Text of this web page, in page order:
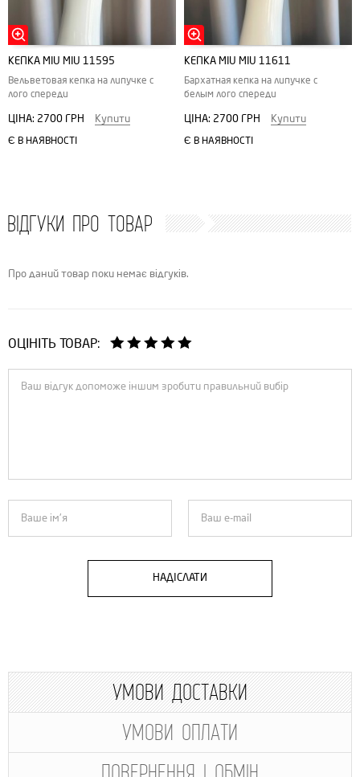
КЕПКА MIU MIU 11595
Вельветовая кепка на липучке с
лого спереди
ЦІНА: 2700 ГРН Купити
Є В НАЯВНОСТІ
КЕПКА MIU MIU 11611
Бархатная кепка на липучке с
белым лого спереди
ЦІНА: 2700 ГРН Купити
Є В НАЯВНОСТІ
ВІДГУКИ ПРО ТОВАР
Про даний товар поки немає відгуків.
ОЦІНІТЬ ТОВАР:
НАДІСЛАТИ
УМОВИ ДОСТАВКИ
УМОВИ ОПЛАТИ